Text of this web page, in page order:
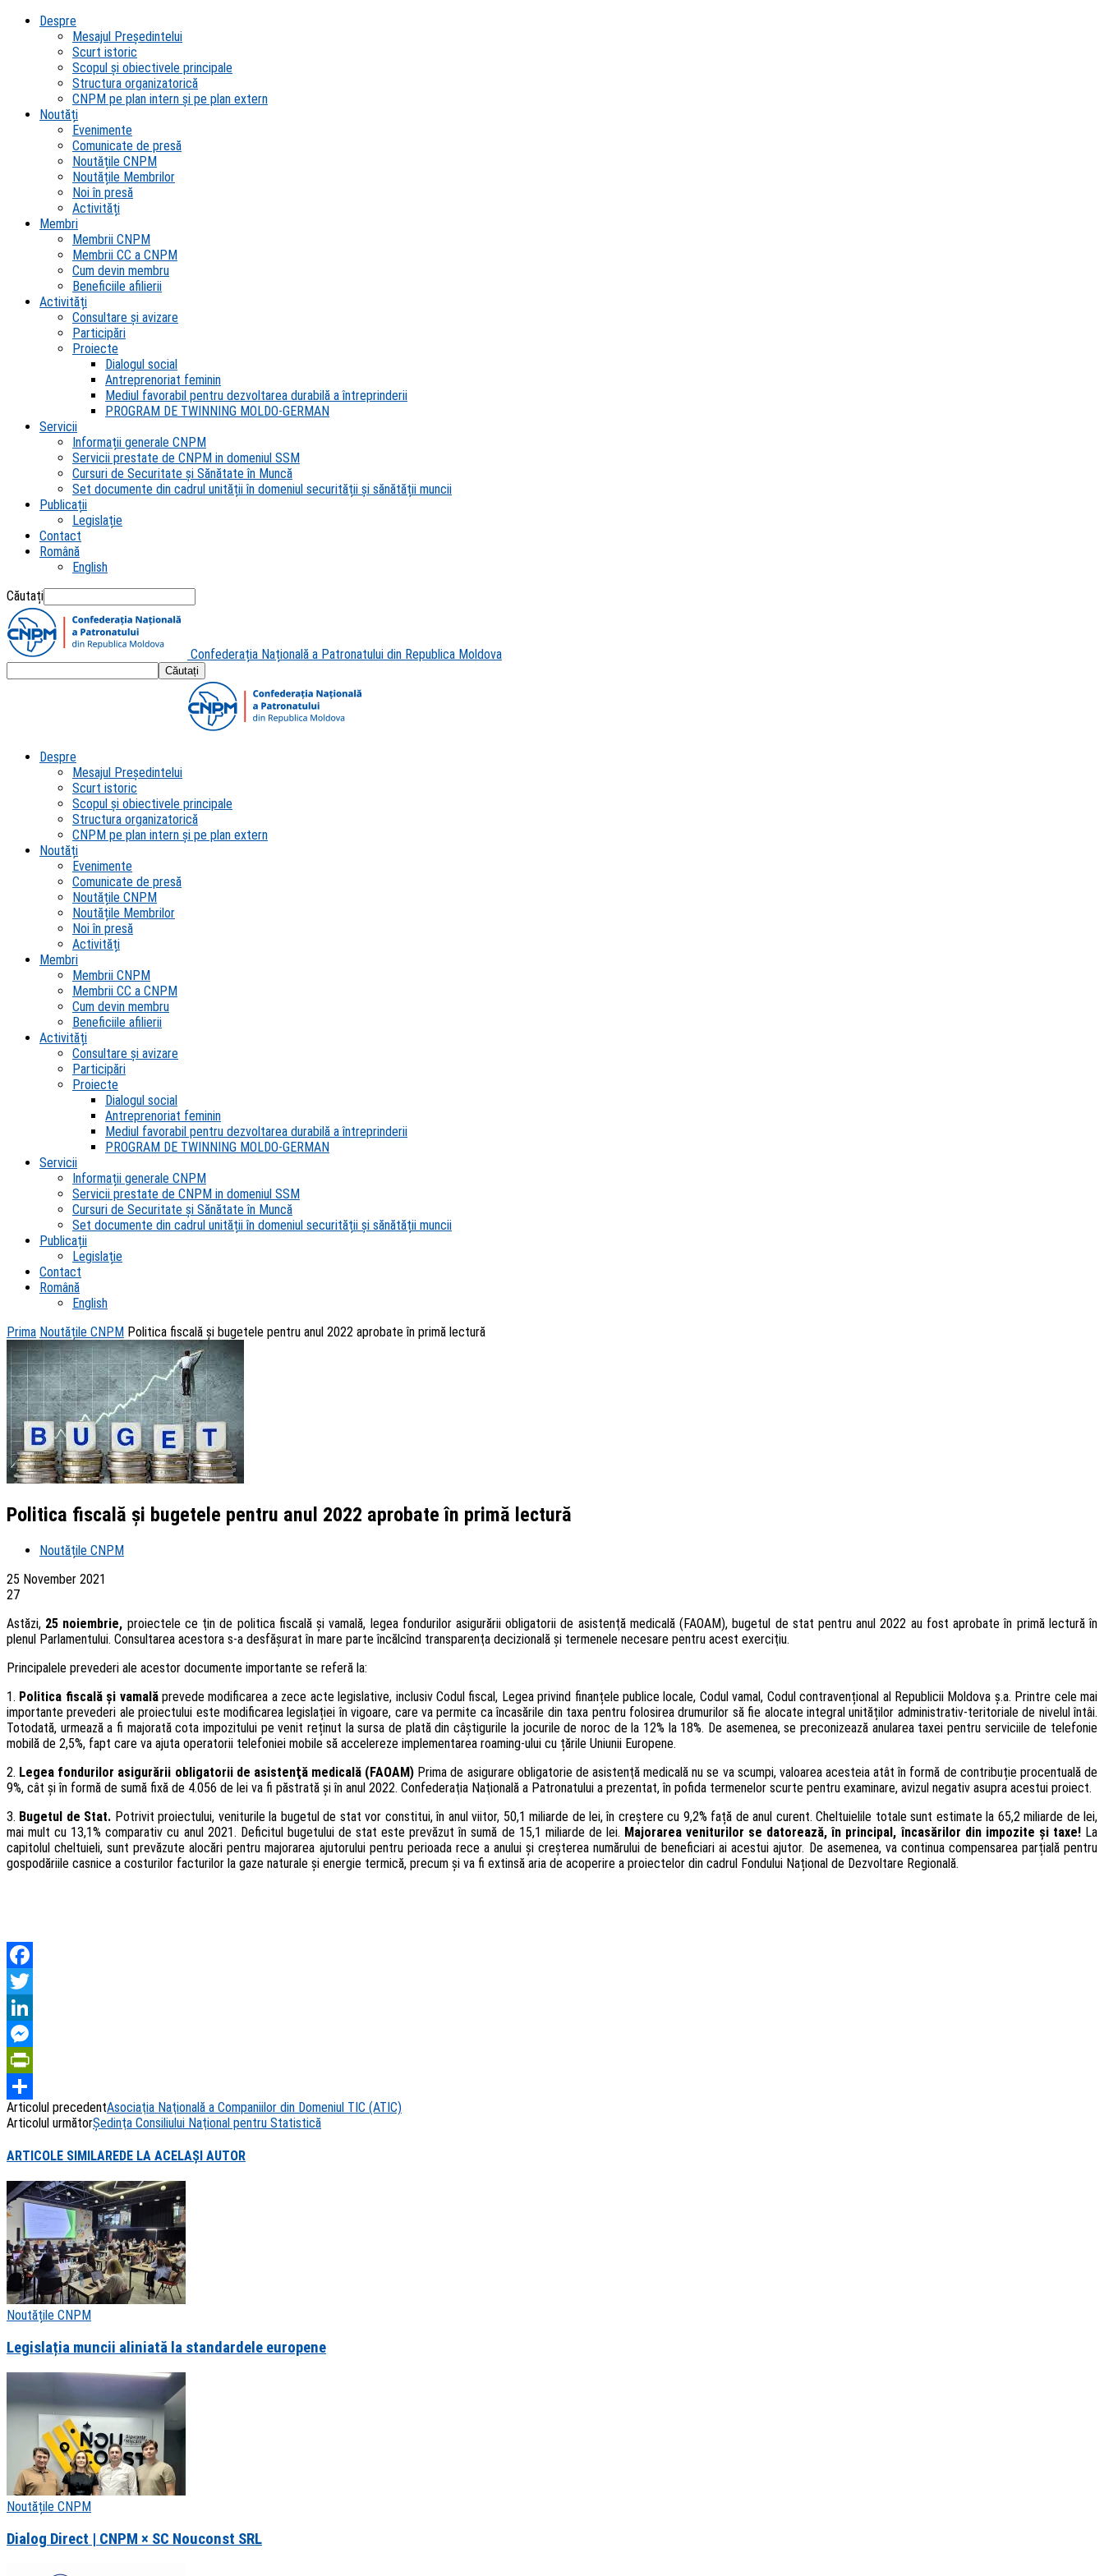
Despre
Mesajul Președintelui
Scurt istoric
Scopul şi obiectivele principale
Structura organizatorică
CNPM pe plan intern şi pe plan extern
Noutăți
Evenimente
Comunicate de presă
Noutățile CNPM
Noutățile Membrilor
Noi în presă
Activități
Membri
Membrii CNPM
Membrii CC a CNPM
Cum devin membru
Beneficiile afilierii
Activități
Consultare și avizare
Participări
Proiecte
Dialogul social
Antreprenoriat feminin
Mediul favorabil pentru dezvoltarea durabilă a întreprinderii
PROGRAM DE TWINNING MOLDO-GERMAN
Servicii
Informații generale CNPM
Servicii prestate de CNPM in domeniul SSM
Cursuri de Securitate și Sănătate în Muncă
Set documente din cadrul unității în domeniul securității și sănătății muncii
Publicații
Legislație
Contact
Română
English
Căutați
Confederația Națională a Patronatului din Republica Moldova
Despre
Mesajul Președintelui
Scurt istoric
Scopul şi obiectivele principale
Structura organizatorică
CNPM pe plan intern şi pe plan extern
Noutăți
Evenimente
Comunicate de presă
Noutățile CNPM
Noutățile Membrilor
Noi în presă
Activități
Membri
Membrii CNPM
Membrii CC a CNPM
Cum devin membru
Beneficiile afilierii
Activități
Consultare și avizare
Participări
Proiecte
Dialogul social
Antreprenoriat feminin
Mediul favorabil pentru dezvoltarea durabilă a întreprinderii
PROGRAM DE TWINNING MOLDO-GERMAN
Servicii
Informații generale CNPM
Servicii prestate de CNPM in domeniul SSM
Cursuri de Securitate și Sănătate în Muncă
Set documente din cadrul unității în domeniul securității și sănătății muncii
Publicații
Legislație
Contact
Română
English
Prima Noutățile CNPM Politica fiscală şi bugetele pentru anul 2022 aprobate în primă lectură
Politica fiscală şi bugetele pentru anul 2022 aprobate în primă lectură
Noutățile CNPM
25 November 2021
27
Astăzi, 25 noiembrie, proiectele ce ţin de politica fiscală şi vamală, legea fondurilor asigurării obligatorii de asistenţă medicală (FAOAM), bugetul de stat pentru anul 2022 au fost aprobate în primă lectură în
plenul Parlamentului. Consultarea acestora s-a desfăşurat în mare parte încălcînd transparenţa decizională şi termenele necesare pentru acest exerciţiu.
Principalele prevederi ale acestor documente importante se referă la:
1. Politica fiscală şi vamalăprevede modificarea a zece acte legislative, inclusiv Codul fiscal, Legea privind finanțele publice locale, Codul vamal, Codul contravențional al Republicii Moldova ș.a. Printre cele mai
importante prevederi ale proiectului este modificarea legislației în vigoare, care va permite ca încasările din taxa pentru folosirea drumurilor să fie alocate integral unităților administrativ-teritoriale de nivelul întâi.
Totodată, urmează a fi majorată cota impozitului pe venit reținut la sursa de plată din câștigurile la jocurile de noroc de la 12% la 18%. De asemenea, se preconizează anularea taxei pentru serviciile de telefonie
mobilă de 2,5%, fapt care va ajuta operatorii telefoniei mobile să accelereze implementarea roaming-ului cu țările Uniunii Europene.
2. Legea fondurilor asigurării obligatorii de asistenţă medicală (FAOAM) Prima de asigurare obligatorie de asistenţă medicală nu se va scumpi, valoarea acesteia atât în formă de contribuție procentuală de
9%, cât și în formă de sumă fixă de 4.056 de lei va fi păstrată și în anul 2022. Confederaţia Naţională a Patronatului a prezentat, în pofida termenelor scurte pentru examinare, avizul negativ asupra acestui proiect.
3. Bugetul de Stat. Potrivit proiectului, veniturile la bugetul de stat vor constitui, în anul viitor, 50,1 miliarde de lei, în creștere cu 9,2% față de anul curent. Cheltuielile totale sunt estimate la 65,2 miliarde de lei,
mai mult cu 13,1% comparativ cu anul 2021. Deficitul bugetului de stat este prevăzut în sumă de 15,1 miliarde de lei. Majorarea veniturilor se datorează, în principal, încasărilor din impozite și taxe!La
capitolul cheltuieli, sunt prevăzute alocări pentru majorarea ajutorului pentru perioada rece a anului și creșterea numărului de beneficiari ai acestui ajutor. De asemenea, va continua compensarea parțială pentru
gospodăriile casnice a costurilor facturilor la gaze naturale și energie termică, precum și va fi extinsă aria de acoperire a proiectelor din cadrul Fondului Național de Dezvoltare Regională.
Facebook
Twitter
LinkedIn
Messenger
PrintFriendly
Share
Articolul precedentAsociaţia Naţională a Companiilor din Domeniul TIC (ATIC)
Articolul următorŞedinţa Consiliului Naţional pentru Statistică
ARTICOLE SIMILAREDE LA ACELAȘI AUTOR
Noutățile CNPM
Legislația muncii aliniată la standardele europene
Noutățile CNPM
Dialog Direct | CNPM × SC Nouconst SRL